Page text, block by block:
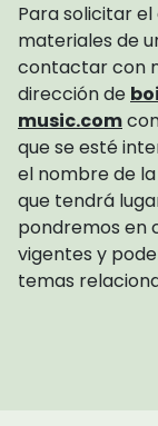
Para solicitar
materiales de
contactar con
dirección de
music.com
que se esté
el nombre de
que tendrá
pondremos en
vigentes y
temas